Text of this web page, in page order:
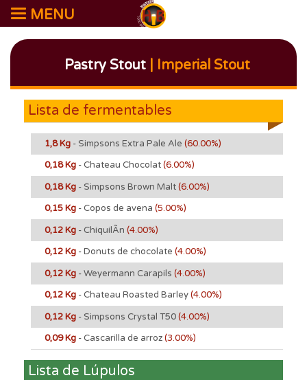
MENU
Pastry Stout| Imperial Stout
Lista de fermentables
1,8 Kg - Simpsons Extra Pale Ale (60.00%)
0,18 Kg - Chateau Chocolat(6.00%)
0,18 Kg - Simpsons Brown Malt(6.00%)
0,15 Kg - Copos de avena (5.00%)
0,12 Kg - ChiquilÃ­n (4.00%)
0,12 Kg - Donuts de chocolate (4.00%)
0,12 Kg - Weyermann Carapils (4.00%)
0,12 Kg - Chateau Roasted Barley(4.00%)
0,12 Kg - Simpsons Crystal T50(4.00%)
0,09 Kg - Cascarilla de arroz(3.00%)
Lista de Lúpulos